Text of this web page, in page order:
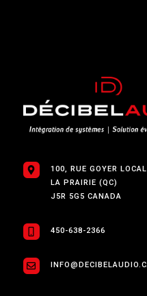
100, RUE GOYER
LA PRAIRIE (QC)
J5R 5G5 CANADA
450-638-2366